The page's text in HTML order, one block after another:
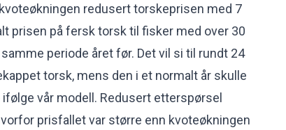
redusert torskeprisen med 7
prisen på fersk torsk til fisker med over 30
periode året før. Det vil si til rundt 24
torsk, mens den i et normalt år skulle
vår modell. Redusert etterspørsel
prisfallet var større enn kvoteøkningen